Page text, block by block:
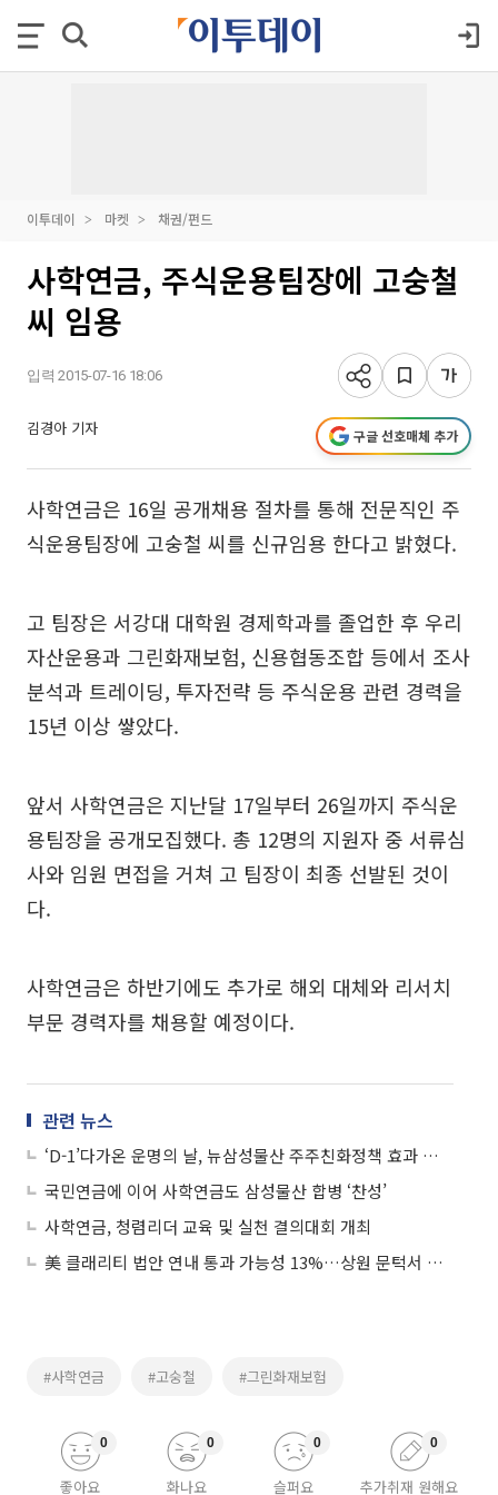
이투데이 마켓 채권/펀드
사학연금, 주식운용팀장에 고숭철
씨 임용
입력 2015-07-16 18:06
김경아 기자 구글 선호매체 추가
사학연금은 16일 공개채용 절차를 통해 전문직인 주
식운용팀장에 고숭철 씨를 신규임용 한다고 밝혔다.
고 팀장은 서강대 대학원 경제학과를 졸업한 후 우리
자산운용과 그린화재보험, 신용협동조합 등에서 조사
분석과 트레이딩, 투자전략 등 주식운용 관련 경력을
15년 이상 쌓았다.
앞서 사학연금은 지난달 17일부터 26일까지 주식운
용팀장을 공개모집했다. 총 12명의 지원자 중 서류심
사와 임원 면접을 거쳐 고 팀장이 최종 선발된 것이
다.
사학연금은 하반기에도 추가로 해외 대체와 리서치
부문 경력자를 채용할 예정이다.
관련 뉴스
‘D-1’다가온 운명의 날, 뉴삼성물산 주주친화정책 효과 나타나
국민연금에 이어 사학연금도 삼성물산 합병 ‘찬성’
사학연금, 청렴리더 교육 및 실천 결의대회 개최
美 클래리티 법안 연내 통과 가능성 13%…상원 문턱서 제동
#사학연금 #고숭철 #그린화재보험
좋아요
0
화나요
0
슬퍼요
0
추가취재 원해요
0